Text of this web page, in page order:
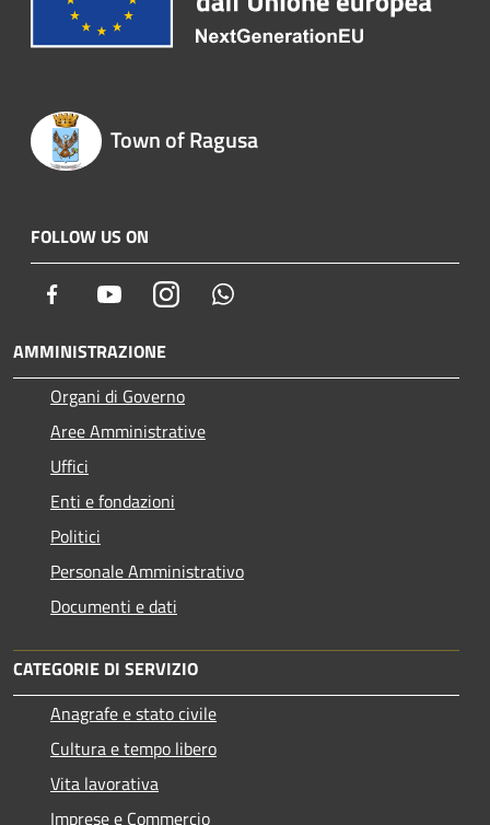
Town of Ragusa
FOLLOW US ON
Facebook YoutubeInstagram
AMMINISTRAZIONE
Organi di Governo
Aree Amministrative
Uffici
Enti e fondazioni
Politici
Personale Amministrativo
Documenti e dati
CATEGORIE DI SERVIZIO
Anagrafe e stato civile
Cultura e tempo libero
Vita lavorativa
Imprese e Commercio